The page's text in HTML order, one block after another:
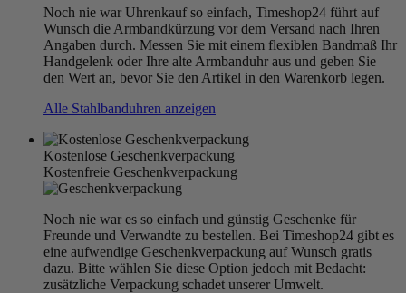
Noch nie war Uhrenkauf so einfach, Timeshop24 führt auf
Wunsch die Armbandkürzung vor dem Versand nach Ihren
Angaben durch. Messen Sie mit einem flexiblen Bandmaß Ihr
Handgelenk oder Ihre alte Armbanduhr aus und geben Sie
den Wert an, bevor Sie den Artikel in den Warenkorb legen.
Alle Stahlbanduhren anzeigen
Kostenlose Geschenkverpackung
Kostenfreie Geschenkverpackung
Noch nie war es so einfach und günstig Geschenke für
Freunde und Verwandte zu bestellen. Bei Timeshop24 gibt es
eine aufwendige Geschenkverpackung auf Wunsch gratis
dazu. Bitte wählen Sie diese Option jedoch mit Bedacht:
zusätzliche Verpackung schadet unserer Umwelt.